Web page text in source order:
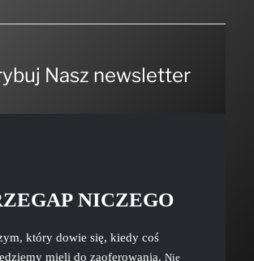
Nasz newsletter
NICZEGO
który dowie się, kiedy coś
mieli do zaoferowania. Nie